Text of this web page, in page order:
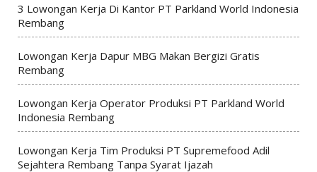
3 Lowongan Kerja Di Kantor PT Parkland World Indonesia
Rembang
Lowongan Kerja Dapur MBG Makan Bergizi Gratis
Rembang
Lowongan Kerja Operator Produksi PT Parkland World
Indonesia Rembang
Lowongan Kerja Tim Produksi PT Supremefood Adil
Sejahtera Rembang Tanpa Syarat Ijazah